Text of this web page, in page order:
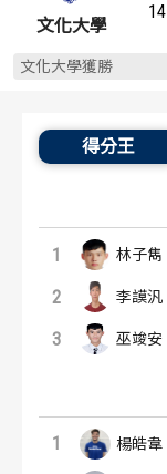
14
文化大學
文化大學獲勝
得分王
得分王：內容起點
1 林子雋
2 李謨汎
3 巫竣安
1 楊皓韋